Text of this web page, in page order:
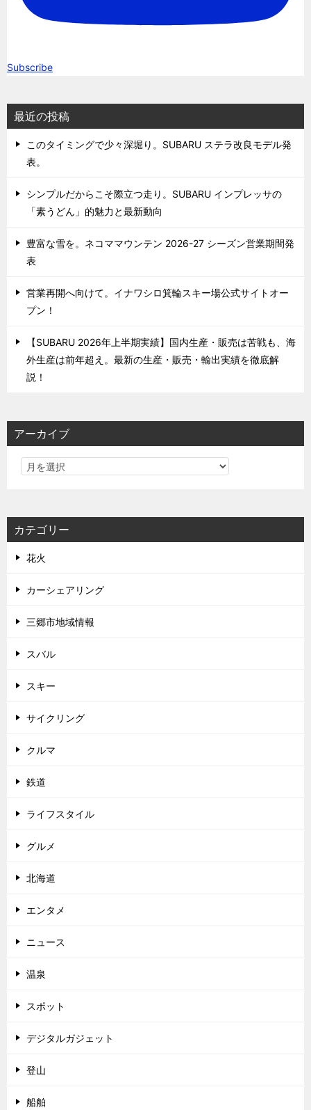
Subscribe
最近の投稿
このタイミングで少々深堀り。SUBARU ステラ改良モデル発
表。
シンプルだからこそ際立つ走り。SUBARU インプレッサの
「素うどん」的魅力と最新動向
豊富な雪を。ネコママウンテン 2026-27 シーズン営業期間発
表
営業再開へ向けて。イナワシロ箕輪スキー場公式サイトオー
プン！
【SUBARU 2026年上半期実績】国内生産・販売は苦戦も、海
外生産は前年超え。最新の生産・販売・輸出実績を徹底解
説！
アーカイブ
カテゴリー
花火
カーシェアリング
三郷市地域情報
スバル
スキー
サイクリング
クルマ
鉄道
ライフスタイル
グルメ
北海道
エンタメ
ニュース
温泉
スポット
デジタルガジェット
登山
船舶